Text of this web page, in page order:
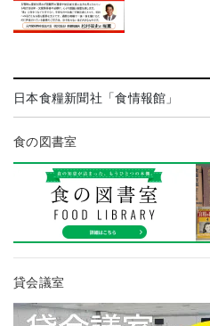
日本食糧新聞社「食情報館」
食の図書室
貸会議室